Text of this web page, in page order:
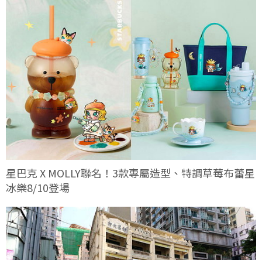
星巴克 X MOLLY聯名！3款專屬造型、特調草莓布蕾星
冰樂8/10登場